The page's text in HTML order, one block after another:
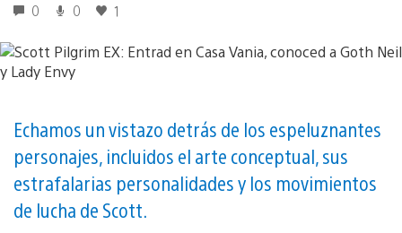
0 0 1
Echamos un vistazo detrás de los espeluznantes
personajes, incluidos el arte conceptual, sus
estrafalarias personalidades y los movimientos
de lucha de Scott.